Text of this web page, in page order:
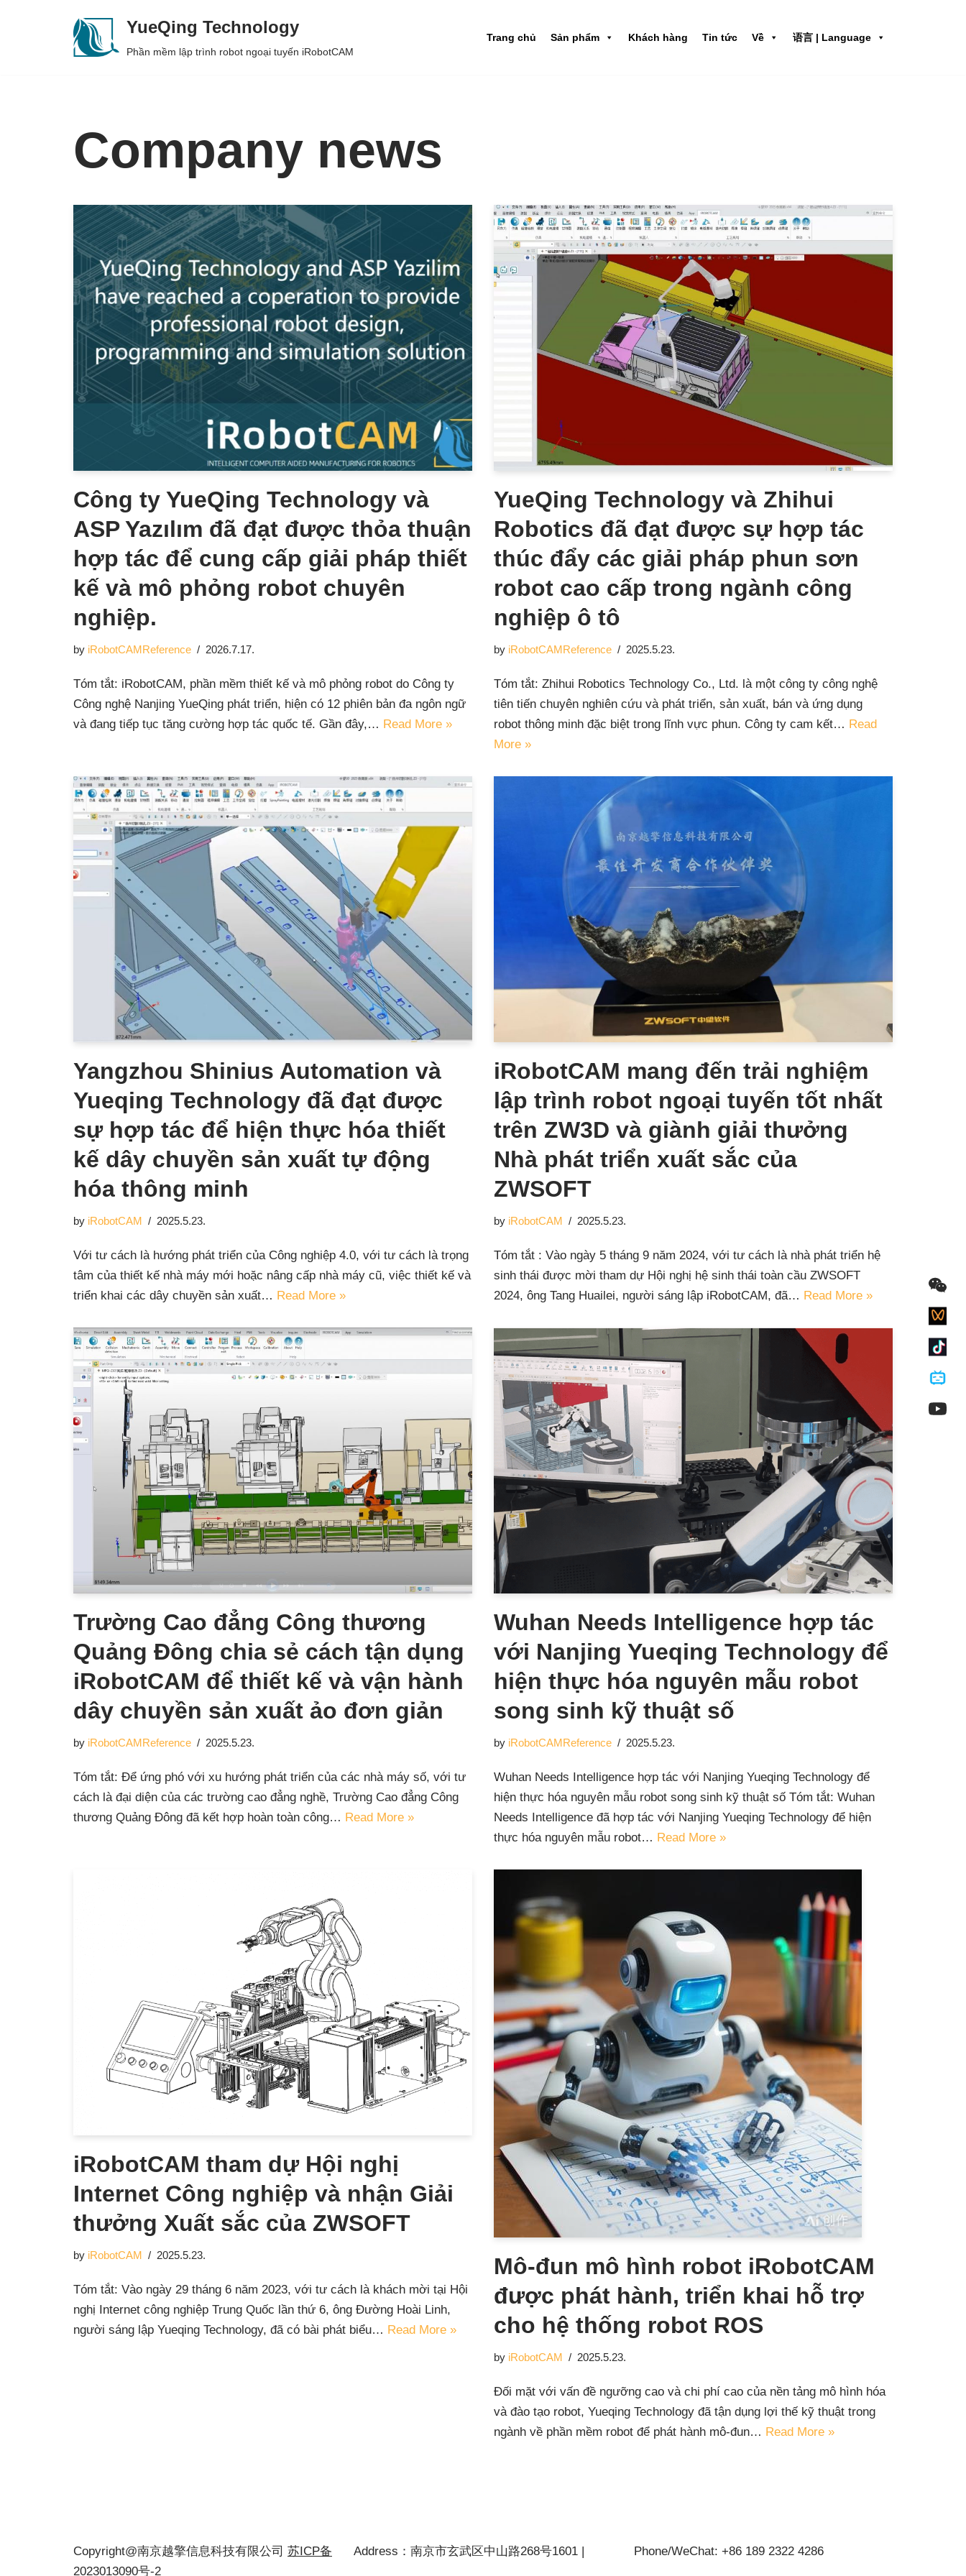
YueQing Technology
Phần mềm lập trình robot ngoại tuyến iRobotCAM
Trang chủ Sản phẩm Khách hàng Tin tức Về 语言 | Language
Company news
Công ty YueQing Technology và
ASP Yazılım đã đạt được thỏa thuận
hợp tác để cung cấp giải pháp thiết
kế và mô phỏng robot chuyên
nghiệp.
by iRobotCAMReference 2026.7.17.
Tóm tắt: iRobotCAM, phần mềm thiết kế và mô phỏng robot do Công ty
Công nghệ Nanjing YueQing phát triển, hiện có 12 phiên bản đa ngôn ngữ
và đang tiếp tục tăng cường hợp tác quốc tế. Gần đây,… Read More »
YueQing Technology và Zhihui
Robotics đã đạt được sự hợp tác
thúc đẩy các giải pháp phun sơn
robot cao cấp trong ngành công
nghiệp ô tô
by iRobotCAMReference 2025.5.23.
Tóm tắt: Zhihui Robotics Technology Co., Ltd. là một công ty công nghệ
tiên tiến chuyên nghiên cứu và phát triển, sản xuất, bán và ứng dụng
robot thông minh đặc biệt trong lĩnh vực phun. Công ty cam kết… Read
More »
Yangzhou Shinius Automation và
Yueqing Technology đã đạt được
sự hợp tác để hiện thực hóa thiết
kế dây chuyền sản xuất tự động
hóa thông minh
by iRobotCAM 2025.5.23.
Với tư cách là hướng phát triển của Công nghiệp 4.0, với tư cách là trọng
tâm của thiết kế nhà máy mới hoặc nâng cấp nhà máy cũ, việc thiết kế và
triển khai các dây chuyền sản xuất… Read More »
iRobotCAM mang đến trải nghiệm
lập trình robot ngoại tuyến tốt nhất
trên ZW3D và giành giải thưởng
Nhà phát triển xuất sắc của
ZWSOFT
by iRobotCAM 2025.5.23.
Tóm tắt : Vào ngày 5 tháng 9 năm 2024, với tư cách là nhà phát triển hệ
sinh thái được mời tham dự Hội nghị hệ sinh thái toàn cầu ZWSOFT
2024, ông Tang Huailei, người sáng lập iRobotCAM, đã… Read More »
Trường Cao đẳng Công thương
Quảng Đông chia sẻ cách tận dụng
iRobotCAM để thiết kế và vận hành
dây chuyền sản xuất ảo đơn giản
by iRobotCAMReference 2025.5.23.
Tóm tắt: Để ứng phó với xu hướng phát triển của các nhà máy số, với tư
cách là đại diện của các trường cao đẳng nghề, Trường Cao đẳng Công
thương Quảng Đông đã kết hợp hoàn toàn công… Read More »
Wuhan Needs Intelligence hợp tác
với Nanjing Yueqing Technology để
hiện thực hóa nguyên mẫu robot
song sinh kỹ thuật số
by iRobotCAMReference 2025.5.23.
Wuhan Needs Intelligence hợp tác với Nanjing Yueqing Technology để
hiện thực hóa nguyên mẫu robot song sinh kỹ thuật số Tóm tắt: Wuhan
Needs Intelligence đã hợp tác với Nanjing Yueqing Technology để hiện
thực hóa nguyên mẫu robot… Read More »
iRobotCAM tham dự Hội nghị
Internet Công nghiệp và nhận Giải
thưởng Xuất sắc của ZWSOFT
by iRobotCAM 2025.5.23.
Tóm tắt: Vào ngày 29 tháng 6 năm 2023, với tư cách là khách mời tại Hội
nghị Internet công nghiệp Trung Quốc lần thứ 6, ông Đường Hoài Linh,
người sáng lập Yueqing Technology, đã có bài phát biểu… Read More »
Mô-đun mô hình robot iRobotCAM
được phát hành, triển khai hỗ trợ
cho hệ thống robot ROS
by iRobotCAM 2025.5.23.
Đối mặt với vấn đề ngưỡng cao và chi phí cao của nền tảng mô hình hóa
và đào tạo robot, Yueqing Technology đã tận dụng lợi thế kỹ thuật trong
ngành về phần mềm robot để phát hành mô-đun… Read More »
Copyright@南京越擎信息科技有限公司 苏ICP备
2023013090号-2
Address：南京市玄武区中山路268号1601 | Phone/WeChat: +86 189 2322 4286